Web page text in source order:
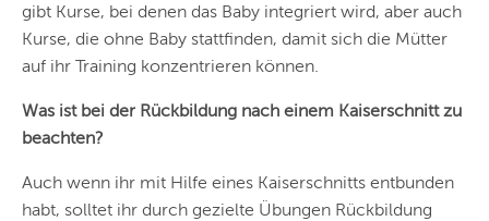
gibt Kurse, bei denen das Baby integriert wird, aber auch
Kurse, die ohne Baby stattfinden, damit sich die Mütter
auf ihr Training konzentrieren können.
Was ist bei der Rückbildung nach einem Kaiserschnitt zu
beachten?
Auch wenn ihr mit Hilfe eines Kaiserschnitts entbunden
habt, solltet ihr durch gezielte Übungen Rückbildung